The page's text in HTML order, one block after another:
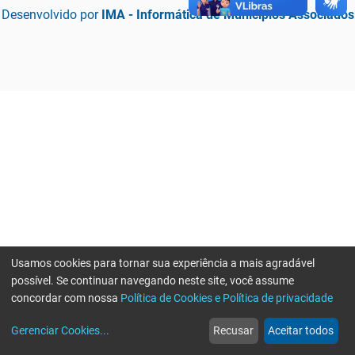
Desenvolvido por IMA - Informática de Municípios Associados
web
Notícias
more_horiz
Mais
Usamos cookies para tornar sua experiência a mais agradável
possível. Se continuar navegando neste site, você assume
concordar com nossa Política de Cookies e Política de privacidade
Gerenciar Cookies... Recusar Aceitar todos
Erro ao enviar informações, por favor tente novamente